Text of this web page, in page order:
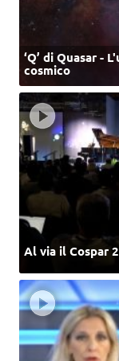
‘Q’ di Quasar -
cosmico
Al via il Cospar